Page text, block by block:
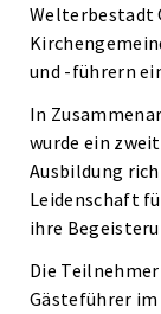
Welterbestadt
und -führern
In
wurde ein
Ausbildung
Leidenschaft
ihre
Die
Gästeführer